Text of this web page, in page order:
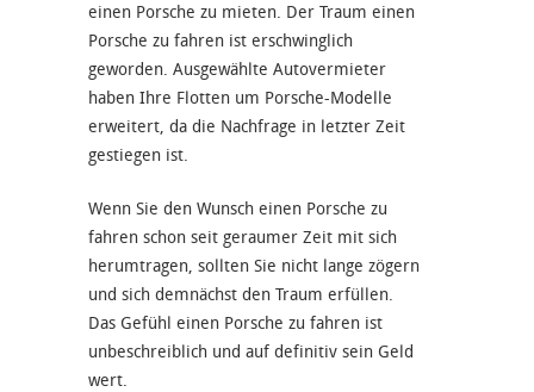
einen Porsche zu mieten. Der Traum einen
Porsche zu fahren ist erschwinglich
geworden. Ausgewählte Autovermieter
haben Ihre Flotten um Porsche-Modelle
erweitert, da die Nachfrage in letzter Zeit
gestiegen ist.
Wenn Sie den Wunsch einen Porsche zu
fahren schon seit geraumer Zeit mit sich
herumtragen, sollten Sie nicht lange zögern
und sich demnächst den Traum erfüllen.
Das Gefühl einen Porsche zu fahren ist
unbeschreiblich und auf definitiv sein Geld
wert.